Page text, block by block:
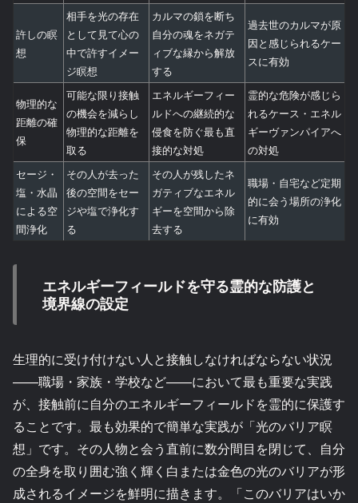
許しの瞑
想
相手を光の存在
として見て心の
中で許すイメー
ジ瞑想
カルマの鎖を断ち
自分の魂をネガテ
ィブな縁から解放
する
過去世のカルマが原
因と感じられるケー
スに有効
物理的な
距離の確
保
可能な限り接触
の機会を減らし
物理的な距離を
取る
エネルギーフィー
ルドへの継続的な
侵食を防ぐ最も直
接的な対処
霊的な危険が感じら
れるケース・エネル
ギーヴァンパイアへ
の対処
セージ・
塩・水晶
による空
間浄化
その人が去った
後の空間をセー
ジや塩で浄化す
る
その人が残したネ
ガティブなエネル
ギーを空間から除
去する
職場・自宅など定期
的に会う場所の浄化
に有効
エネルギーフィールドを守る霊的な防護と
境界線の設定
生理的に受け付けない人と接触しなければならない状況
——職場・家族・学校など——において最も重要な実践
が、接触前に自分のエネルギーフィールドを霊的に保護す
ることです。最も効果的で簡単な実践が「光のバリア瞑
想」です。その人物と会う直前に数分間目を閉じて、自分
の全身を取り囲む強く輝く白または金色の光のバリアが形
成されるイメージを鮮明に描きます。「このバリアはいか